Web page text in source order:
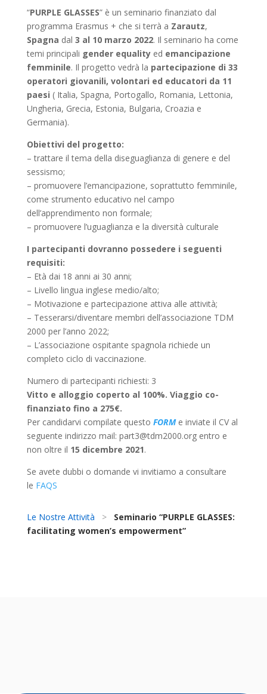
“PURPLE GLASSES” è un seminario finanziato dal
programma Erasmus + che si terrà a Zarautz,
Spagna dal 3 al 10 marzo 2022. Il seminario ha come
temi principali gender equalityed emancipazione
femminile. Il progetto vedrà la partecipazione di 33
operatori giovanili, volontari ed educatori da 11
paesi ( Italia, Spagna, Portogallo, Romania, Lettonia,
Ungheria, Grecia, Estonia, Bulgaria, Croazia e
Germania).
Obiettivi del progetto:
– trattare il tema della diseguaglianza di genere e del
sessismo;
– promuovere l’emancipazione, soprattutto femminile,
come strumento educativo nel campo
dell’apprendimento non formale;
– promuovere l’uguaglianza e la diversità culturale
I partecipanti dovranno possedere i seguenti
requisiti:
– Età dai 18 anni ai 30 anni;
– Livello lingua inglese medio/alto;
– Motivazione e partecipazione attiva alle attività;
– Tesserarsi/diventare membri dell’associazione TDM
2000 per l’anno 2022;
– L’associazione ospitante spagnola richiede un
completo ciclo di vaccinazione.
Numero di partecipanti richiesti: 3
Vitto e alloggio coperto al 100%. Viaggio co-
finanziato fino a 275€.
Per candidarvi compilate questo FORMe inviate il CV al
seguente indirizzo mail: part3@tdm2000.org entro e
non oltre il 15 dicembre 2021.
Se avete dubbi o domande vi invitiamo a consultare
le FAQS
Le Nostre Attività >
Seminario “PURPLE GLASSES:
facilitating women’s empowerment”